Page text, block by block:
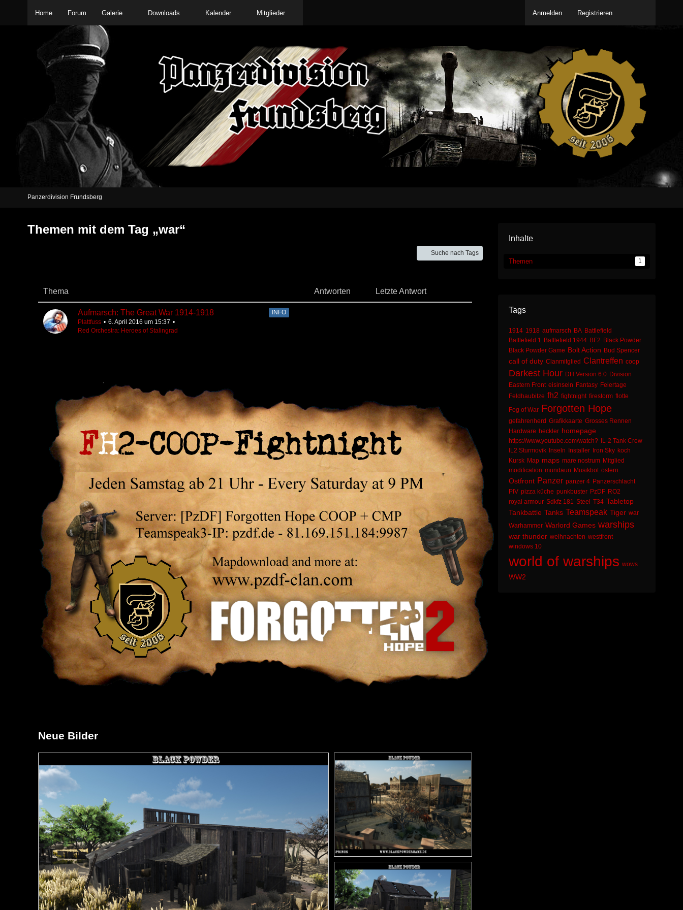
Home Forum Galerie Downloads Kalender Mitglieder Anmelden Registrieren
Panzerdivision Frundsberg
Themen mit dem Tag „war“
Suche nach Tags
Thema Antworten Letzte Antwort
INFO
Aufmarsch: The Great War 1914-1918
Plattfuss
6. April 2016 um 15:37
Red Orchestra: Heroes of Stalingrad
Neue Bilder
Inhalte
Themen 1
Tags
1914 1918 aufmarsch BA Battlefield
Battlefield 1
Battlefield 1944 BF2 Black Powder
Black Powder Game Bolt Action Bud Spencer
call of duty Clanmitglied Clantreffen coop
Darkest Hour DH Version 6.0 Division
Eastern Front eisinseln Fantasy Feiertage
Feldhaubitze fh2 fightnight firestorm flotte
Fog of War Forgotten Hope
gefahrenherd Grafikkaarte Grosses Rennen
Hardware heckler homepage
https://www.youtube.com/watch? IL-2 Tank Crew
IL2 Sturmovik Inseln Installer Iron Sky koch
Kursk Map maps mare nostrum Mitglied
modification mundaun Musikbot ostern
Ostfront Panzer panzer 4 Panzerschlacht
PIV pizza küche punkbuster PzDF RO2
royal armour Sdkfz 181 Steel T34 Tabletop
Tankbattle Tanks Teamspeak Tiger war
Warhammer Warlord Games warships
war thunder weihnachten westfront
windows 10
world of warships wows
WW2